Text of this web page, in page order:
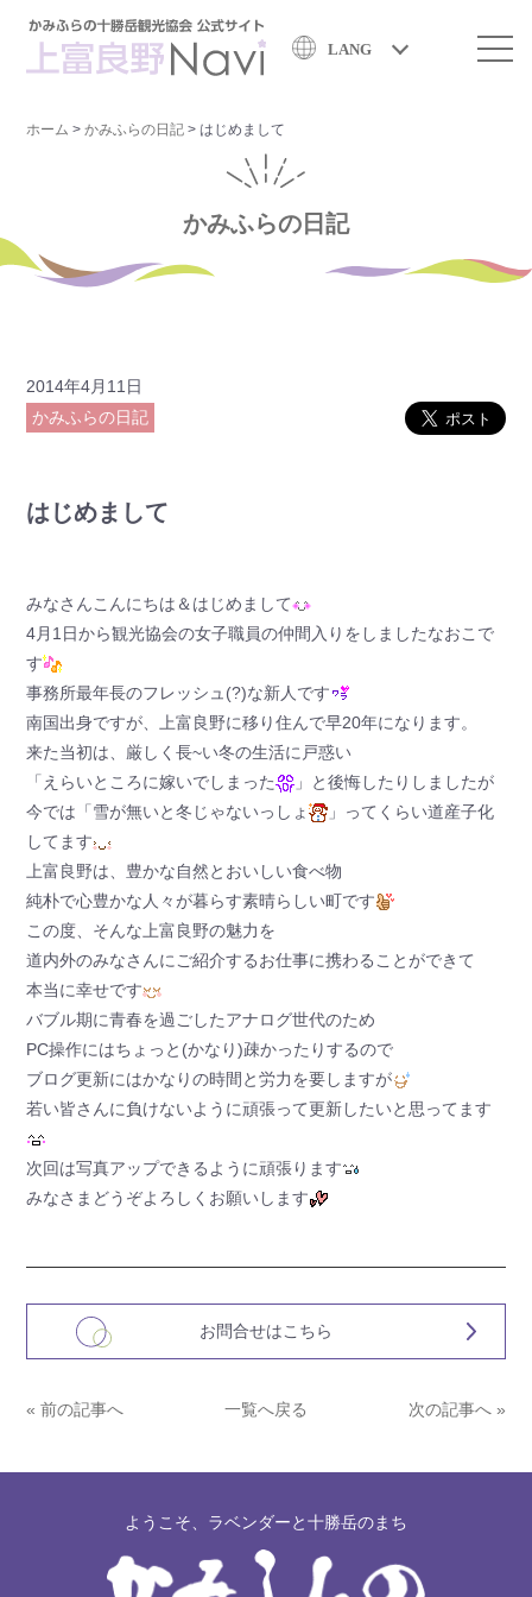
LANG
ホーム >かみふらの日記 >はじめまして
かみふらの日記
2014年4月11日
かみふらの日記
はじめまして
みなさんこんにちは＆はじめまして
4月1日から観光協会の女子職員の仲間入りをしましたなおこで
す
事務所最年長のフレッシュ(?)な新人です
南国出身ですが、上富良野に移り住んで早20年になります。
来た当初は、厳しく長~い冬の生活に戸惑い
「えらいところに嫁いでしまった
」と後悔したりしましたが
今では「雪が無いと冬じゃないっしょ
」ってくらい道産子化
してます
上富良野は、豊かな自然とおいしい食べ物
純朴で心豊かな人々が暮らす素晴らしい町です
この度、そんな上富良野の魅力を
道内外のみなさんにご紹介するお仕事に携わることができて
本当に幸せです
バブル期に青春を過ごしたアナログ世代のため
PC操作にはちょっと(かなり)疎かったりするので
ブログ更新にはかなりの時間と労力を要しますが
若い皆さんに負けないように頑張って更新したいと思ってます
次回は写真アップできるように頑張ります
みなさまどうぞよろしくお願いします
お問合せはこちら
« 前の記事へ 一覧へ戻る 次の記事へ »
ようこそ、ラベンダーと十勝岳のまち